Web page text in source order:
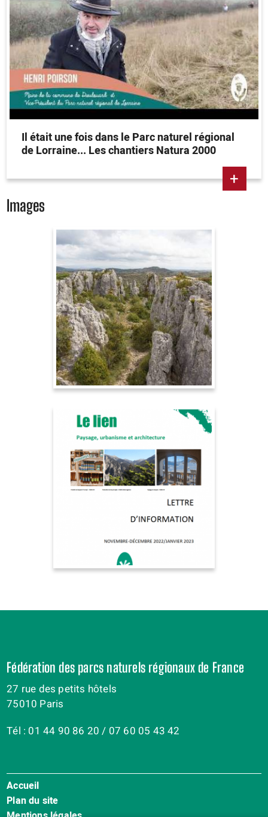
Il était une fois dans le Parc naturel régional
de Lorraine... Les chantiers Natura 2000
+
Images
Fédération des parcs naturels régionaux de France
27 rue des petits hôtels
75010 Paris
Tél : 01 44 90 86 20 / 07 60 05 43 42
Menu
Pied
Accueil
Plan du site